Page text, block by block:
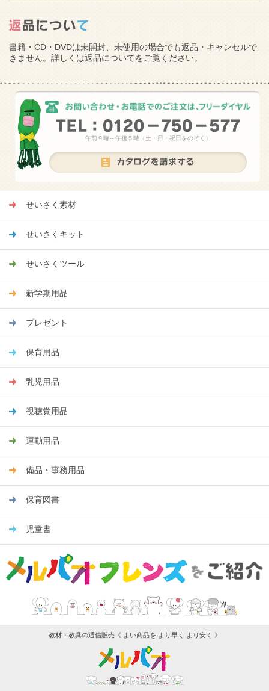
書籍・CD・DVDは未開封、未使用の場合でも返品・キャンセルで
きません。詳しくは返品についてをご覧ください。
午前９時～午後５時（土・日・祝日をのぞく）
せいさく素材
せいさくキット
せいさくツール
新学期用品
プレゼント
保育用品
乳児用品
視聴覚用品
運動用品
備品・事務用品
保育図書
児童書
教材・教具の通信販売《 よい商品を より早く より安く 》